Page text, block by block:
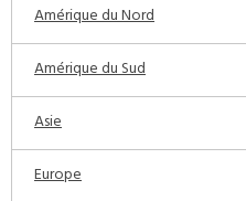
Amérique du Nord
Amérique du Sud
Asie
Europe